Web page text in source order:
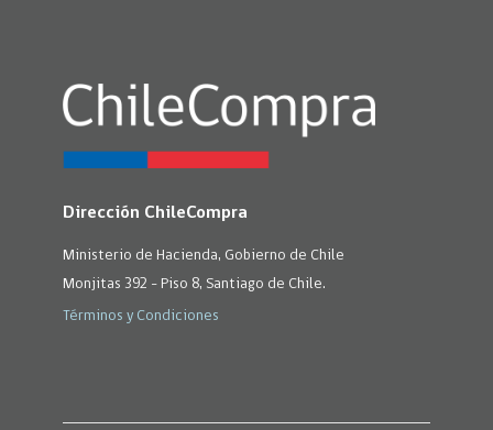
Dirección ChileCompra
Ministerio de Hacienda, Gobierno de Chile
Monjitas 392 - Piso 8, Santiago de Chile.
Términos y Condiciones